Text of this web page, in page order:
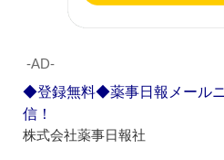
‐AD‐
◆登録無料◆薬事日報メール
信！
株式会社薬事日報社